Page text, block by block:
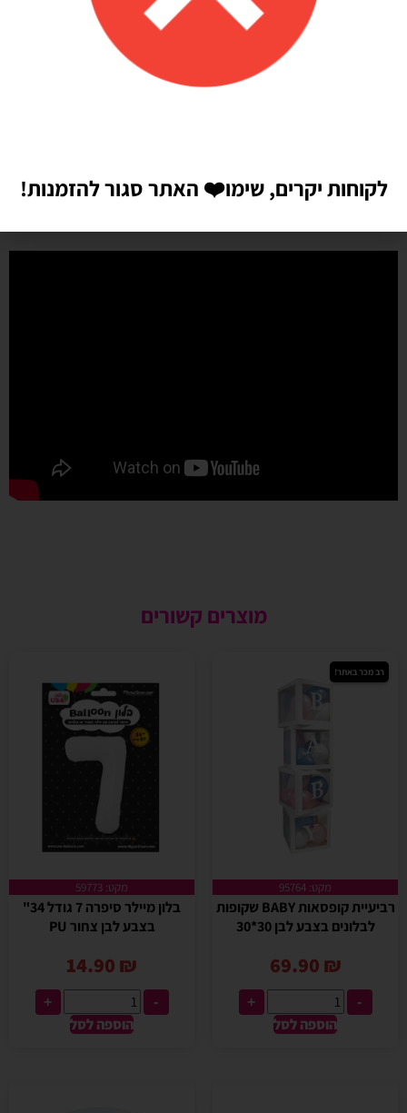
michal zindorf
אתר מאוד נוח!
קניתי מספר דברים דרך האינטרנט. אתר מאוד נח לשימוש . לאחר מספר
ימים הגיע המשלוח עד הבית. המוצרים באיכות טובה מאוד כפי שמצויין
מוצרים קשורים
רב מכר באתר!
מקט: 95764
רביעיית קופסאות BABY שקופות
לבלונים בצבע לבן 30*30
69.90 ₪
-
+
הוספה לסל
מקט: 59773
בלון מיילר סיפרה 7 גודל 34"
בצבע לבן צחור PU
14.90 ₪
-
+
הוספה לסל
לקוחות יקרים, שימו❤️ האתר סגור להזמנות!